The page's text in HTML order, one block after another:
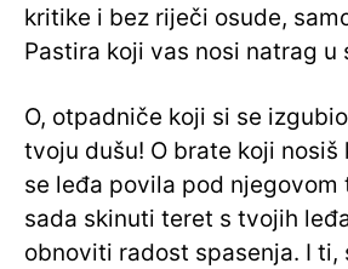
kritike i bez riječi osude,
Pastira koji vas nosi natrag u
O, otpadniče koji si se
tvoju dušu! O brate koji nosiš
se leđa povila pod njegovom
sada skinuti teret s tvojih
obnoviti radost spasenja. I ti,